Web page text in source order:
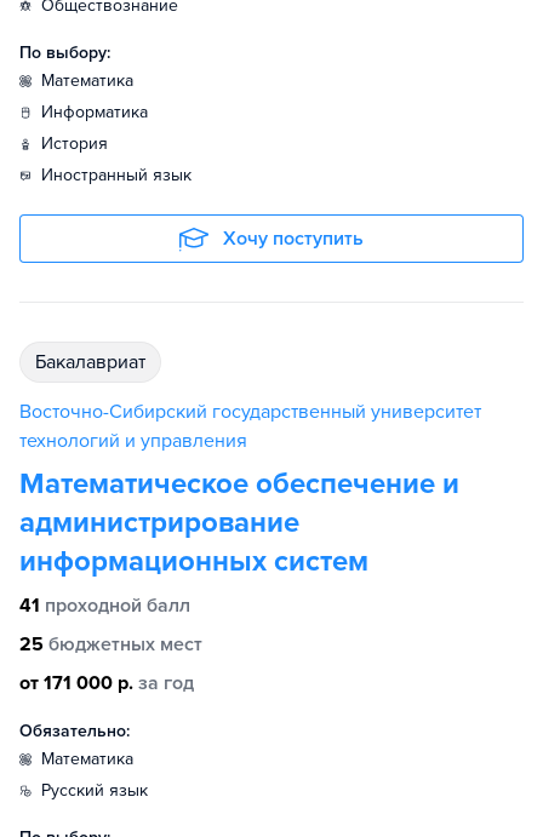
обществознание
По выбору:
математика
информатика
история
иностранный язык
Хочу поступить
бакалавриат
Восточно-Сибирский государственный университет
технологий и управления
Математическое обеспечение и
администрирование
информационных систем
41 проходной балл
25 бюджетных мест
от 171 000 р. за год
Обязательно:
математика
русский язык